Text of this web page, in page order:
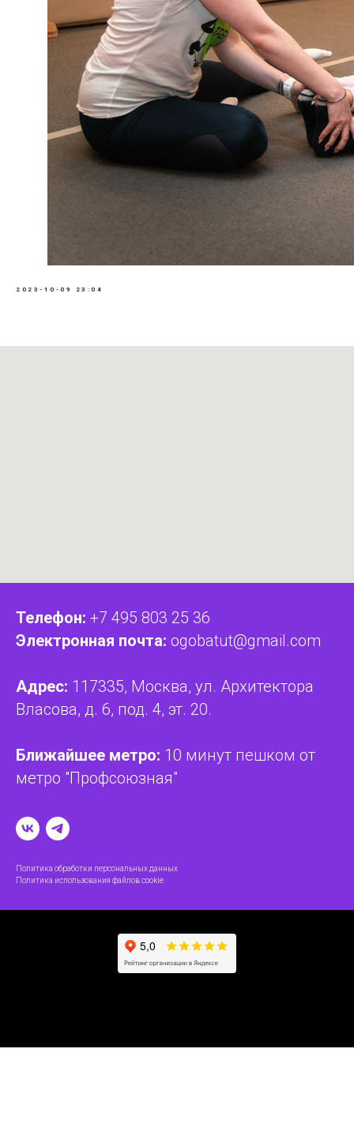
2023-10-09 23:04
Телефон: +7 495 803 25 36
Электронная почта: ogobatut@gmail.com
Адрес: 117335, Москва, ул. Архитектора
Власова, д. 6, под. 4, эт. 20.
Ближайшее метро: 10 минут пешком от
метро "Профсоюзная"
Политика обработки персональных данных
Политика использования файлов cookie